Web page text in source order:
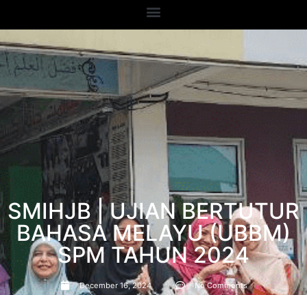
SMIHJB | UJIAN BERTUTUR
BAHASA MELAYU (UBBM)
SPM TAHUN 2024
December 16, 2024 No Comments